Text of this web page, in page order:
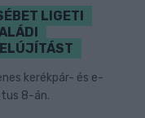
LIGETI
kerékpár- és e-
8-án.